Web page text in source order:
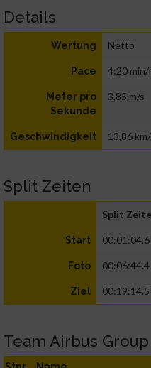
Details
Wertung Netto
Pace 4:20 min/
Meter pro
Sekunde
3,85 m/s
Geschwindigkeit 13,86
Split Zeiten
Split
Start 00:01:04.6
Foto 00:06:44.4
Ziel 00:19:14.5
Team Airbus